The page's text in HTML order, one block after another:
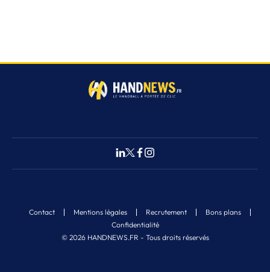
© 2026 HANDNEWS.FR - Tous droits réservés
Contact Mentions légales Recrutement
Bons plans
Confidentialité